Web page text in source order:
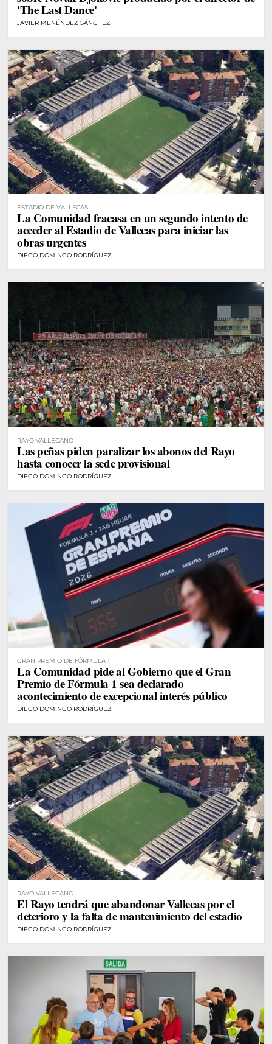
'The Last Dance'
JAVIER MENÉNDEZ SÁNCHEZ
ESTADIO DE VALLECAS
La Comunidad fracasa en un segundo intento de
acceder al Estadio de Vallecas para iniciar las
obras urgentes
DIEGO DOMINGO RODRÍGUEZ
RAYO VALLECANO
Las peñas piden paralizar los abonos del Rayo
hasta conocer la sede provisional
DIEGO DOMINGO RODRÍGUEZ
GRAN PREMIO DE FÓRMULA 1
La Comunidad pide al Gobierno que el Gran
Premio de Fórmula 1 sea declarado
acontecimiento de excepcional interés público
DIEGO DOMINGO RODRÍGUEZ
RAYO VALLECANO
El Rayo tendrá que abandonar Vallecas por el
deterioro y la falta de mantenimiento del estadio
DIEGO DOMINGO RODRÍGUEZ